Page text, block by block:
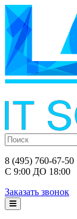
8 (495) 760-67-50
С 9:00 ДО 18:00
Заказать звонок